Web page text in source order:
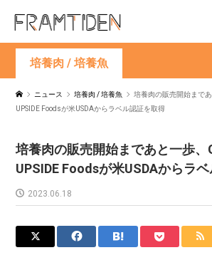
培養肉 / 培養魚
ニュース 培養肉 / 培養魚
培養肉の販売開始まで
UPSIDE Foodsが米USDAからラベル認証を取得
培養肉の販売開始まであと一歩、
UPSIDE Foodsが米USDAからラ
2023.06.18